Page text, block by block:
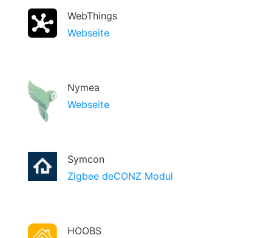
WebThings
Webseite
Nymea
Webseite
Symcon
Zigbee deCONZ Modul
HOOBS